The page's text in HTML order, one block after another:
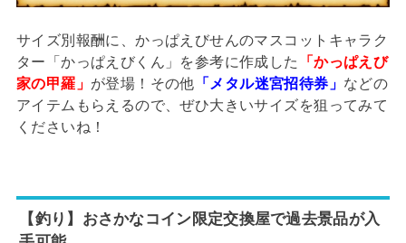
サイズ別報酬に、かっぱえびせんのマスコットキャラク
ター「かっぱえびくん」を参考に作成した
「かっぱえび
家の甲羅」 が登場！その他 「メタル迷宮招待券」 などの
アイテムもらえるので、ぜひ大きいサイズを狙ってみて
くださいね！
【釣り】おさかなコイン限定交換屋で過去景品が入